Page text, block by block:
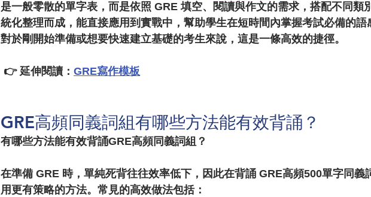
是一般零散的單字表，而是依照 GRE 填空、閱讀與作文的需求，搭配不同類
統化整理而成，能直接應用到實戰中，幫助學生在短時間內掌握考試必備的語
對於剛開始準備或想要快速建立基礎的考生來說，這是一條高效的捷徑。
👉 延伸閱讀： GRE寫作模板
GRE高頻同義詞組有哪些方法能有效背誦？
有哪些方法能有效背誦GRE高頻同義詞組？
在準備 GRE 時，單純死背往往效率低下，因此在背誦 GRE高頻500單字同義
用更有策略的方法。常見的高效做法包括：